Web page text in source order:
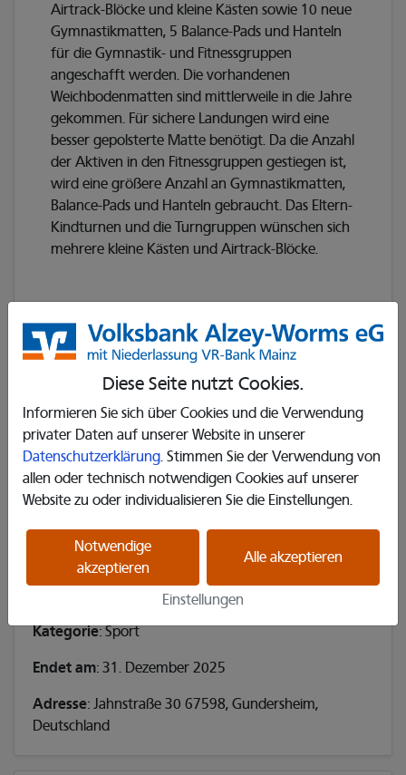
Diese Seite nutzt Cookies.
Informieren Sie sich über Cookies und die Verwendung
privater Daten auf unserer Website in unserer
Datenschutzerklärung. Stimmen Sie der Verwendung von
allen oder technisch notwendigen Cookies auf unserer
Website zu oder individualisieren Sie die Einstellungen.
Notwendige
akzeptieren
Alle akzeptieren
Einstellungen
Airtrack-Blöcke und kleine Kästen sowie 10 neue
Gymnastikmatten, 5 Balance-Pads und Hanteln
für die Gymnastik- und Fitnessgruppen
angeschafft werden. Die vorhandenen
Weichbodenmatten sind mittlerweile in die Jahre
gekommen. Für sichere Landungen wird eine
besser gepolsterte Matte benötigt. Da die Anzahl
der Aktiven in den Fitnessgruppen gestiegen ist,
wird eine größere Anzahl an Gymnastikmatten,
Balance-Pads und Hanteln gebraucht. Das Eltern-
Kindturnen und die Turngruppen wünschen sich
mehrere kleine Kästen und Airtrack-Blöcke.
Erzählen Sie es Ihren Freunden
𝕏
Kategorie: Sport
Endet am: 31. Dezember 2025
Adresse: Jahnstraße 30 67598, Gundersheim,
Deutschland